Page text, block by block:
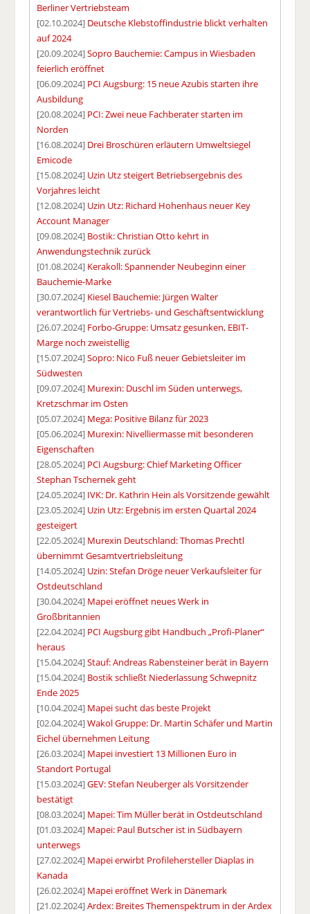
Berliner Vertriebsteam
[02.10.2024] Deutsche Klebstoffindustrie blickt verhalten
auf 2024
[20.09.2024]Sopro Bauchemie: Campus in Wiesbaden
feierlich eröffnet
[06.09.2024] PCI Augsburg: 15 neue Azubis starten ihre
Ausbildung
[20.08.2024] PCI: Zwei neue Fachberater starten im
Norden
[16.08.2024] Drei Broschüren erläutern Umweltsiegel
Emicode
[15.08.2024] Uzin Utz steigert Betriebsergebnis des
Vorjahres leicht
[12.08.2024] Uzin Utz: Richard Hohenhaus neuer Key
Account Manager
[09.08.2024] Bostik: Christian Otto kehrt in
Anwendungstechnik zurück
[01.08.2024] Kerakoll: Spannender Neubeginn einer
Bauchemie-Marke
[30.07.2024] Kiesel Bauchemie: Jürgen Walter
verantwortlich für Vertriebs- und Geschäftsentwicklung
[26.07.2024] Forbo-Gruppe: Umsatz gesunken, EBIT-
Marge noch zweistellig
[15.07.2024]Sopro: Nico Fuß neuer Gebietsleiter im
Südwesten
[09.07.2024] Murexin: Duschl im Süden unterwegs,
Kretzschmar im Osten
[05.07.2024] Mega: Positive Bilanz für 2023
[05.06.2024] Murexin: Nivelliermasse mit besonderen
Eigenschaften
[28.05.2024] PCI Augsburg: Chief Marketing Officer
Stephan Tschernek geht
[24.05.2024] IVK: Dr. Kathrin Hein als Vorsitzende gewählt
[23.05.2024] Uzin Utz: Ergebnis im ersten Quartal 2024
gesteigert
[22.05.2024] Murexin Deutschland: Thomas Prechtl
übernimmt Gesamtvertriebsleitung
[14.05.2024] Uzin: Stefan Dröge neuer Verkaufsleiter für
Ostdeutschland
[30.04.2024] Mapei eröffnet neues Werk in
Großbritannien
[22.04.2024] PCI Augsburg gibt Handbuch „Profi-Planer“
heraus
[15.04.2024]Stauf: Andreas Rabensteiner berät in Bayern
[15.04.2024] Bostik schließt Niederlassung Schwepnitz
Ende 2025
[10.04.2024] Mapei sucht das beste Projekt
[02.04.2024]Wakol Gruppe: Dr. Martin Schäfer und Martin
Eichel übernehmen Leitung
[26.03.2024] Mapei investiert 13 Millionen Euro in
Standort Portugal
[15.03.2024]GEV: Stefan Neuberger als Vorsitzender
bestätigt
[08.03.2024] Mapei: Tim Müller berät in Ostdeutschland
[01.03.2024] Mapei: Paul Butscher ist in Südbayern
unterwegs
[27.02.2024] Mapei erwirbt Profilehersteller Diaplas in
Kanada
[26.02.2024] Mapei eröffnet Werk in Dänemark
[21.02.2024]Ardex: Breites Themenspektrum in der Ardex